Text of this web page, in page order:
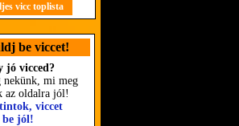
vicc toplista
be viccet!
jó vicced?
nekünk, mi meg
az oldalra jól!
viccet
jól!